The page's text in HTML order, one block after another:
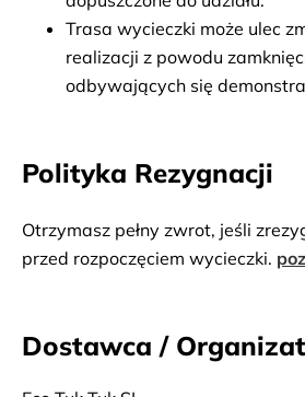
Trasa wycieczki może ulec
realizacji z powodu
odbywających się
Polityka Rezygnacji
Otrzymasz pełny zwrot, jeśli
przed rozpoczęciem wycieczki.
Dostawca /